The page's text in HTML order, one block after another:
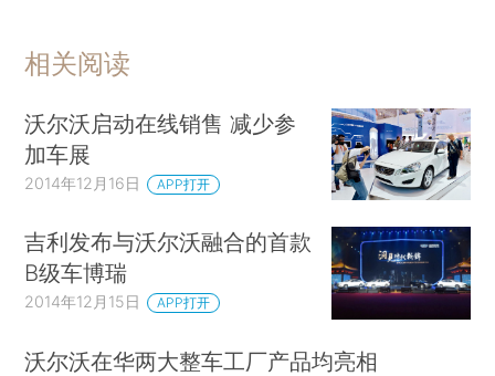
相关阅读
沃尔沃启动在线销售 减少参
加车展
2014年12月16日 APP打开
吉利发布与沃尔沃融合的首款
B级车博瑞
2014年12月15日 APP打开
沃尔沃在华两大整车工厂产品均亮相